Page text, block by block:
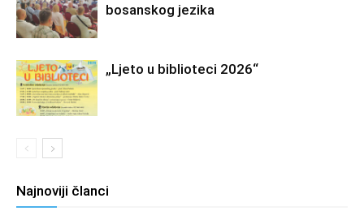
bosanskog jezika
„Ljeto u biblioteci 2026“
Najnoviji članci